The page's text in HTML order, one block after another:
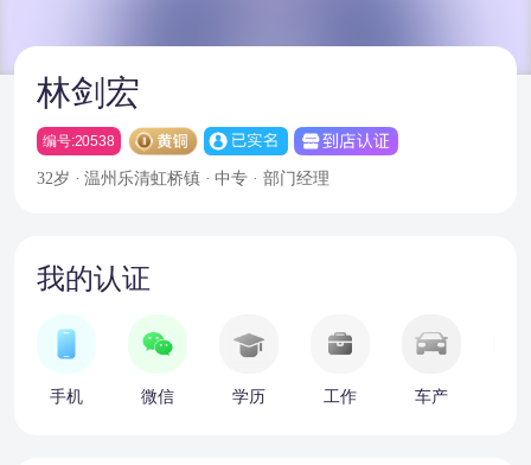
林剑宏
编号:20538
32岁 · 温州乐清虹桥镇 · 中专 · 部门经理
我的认证
手机 微信 学历 工作 车产